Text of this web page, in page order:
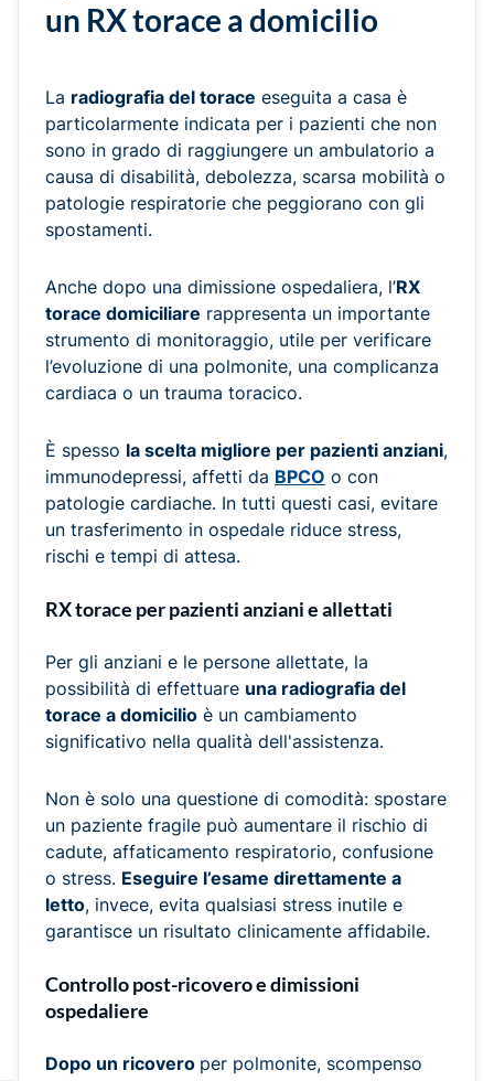
un RX torace a domicilio
La radiografia del torace eseguita a casa è
particolarmente indicata per i pazienti che non
sono in grado di raggiungere un ambulatorio a
causa di disabilità, debolezza, scarsa mobilità o
patologie respiratorie che peggiorano con gli
spostamenti.
Anche dopo una dimissione ospedaliera, l’RX
torace domiciliare rappresenta un importante
strumento di monitoraggio, utile per verificare
l’evoluzione di una polmonite, una complicanza
cardiaca o un trauma toracico.
È spesso la scelta migliore per pazienti anziani,
immunodepressi, affetti da BPCO o con
patologie cardiache. In tutti questi casi, evitare
un trasferimento in ospedale riduce stress,
rischi e tempi di attesa.
RX torace per pazienti anziani e allettati
Per gli anziani e le persone allettate, la
possibilità di effettuare una radiografia del
torace a domicilio è un cambiamento
significativo nella qualità dell'assistenza.
Non è solo una questione di comodità: spostare
un paziente fragile può aumentare il rischio di
cadute, affaticamento respiratorio, confusione
o stress. Eseguire l’esame direttamente a
letto, invece, evita qualsiasi stress inutile e
garantisce un risultato clinicamente affidabile.
Controllo post-ricovero e dimissioni
ospedaliere
Dopo un ricovero per polmonite, scompenso